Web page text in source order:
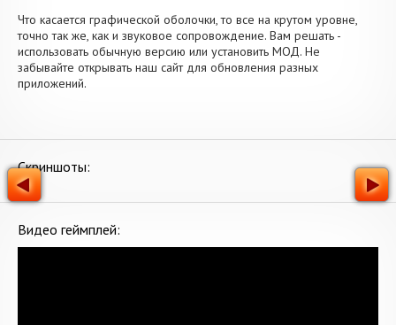
Что касается графической оболочки, то все на крутом уровне,
точно так же, как и звуковое сопровождение. Вам решать -
использовать обычную версию или установить МОД. Не
забывайте открывать наш сайт для обновления разных
приложений.
Скриншоты:
Видео геймплей: